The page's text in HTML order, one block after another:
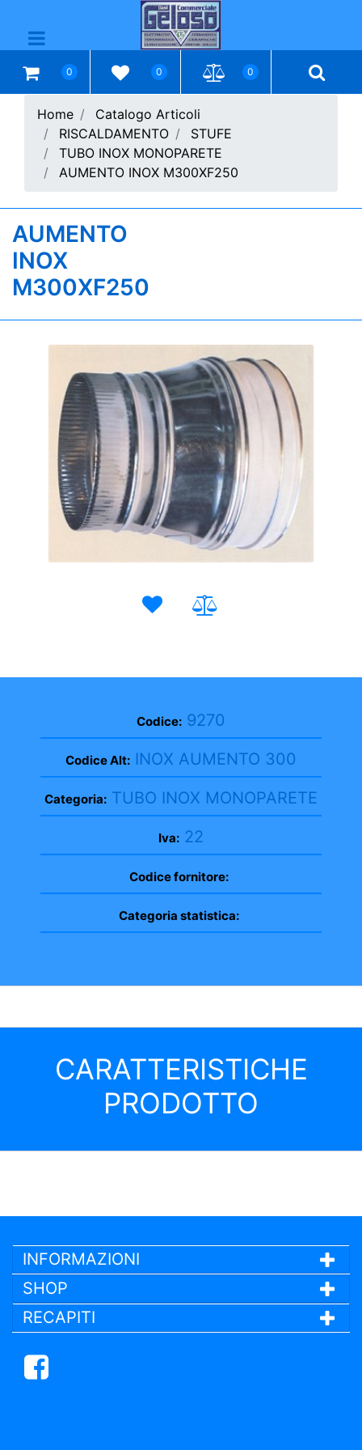
Open menu
0 0 0
Home
Catalogo Articoli
RISCALDAMENTO
STUFE
TUBO INOX MONOPARETE
AUMENTO INOX M300XF250
AUMENTO
INOX
M300XF250
Codice: 9270
Codice Alt: INOX AUMENTO 300
Categoria: TUBO INOX MONOPARETE
Iva: 22
Codice fornitore:
Categoria statistica:
CARATTERISTICHE
PRODOTTO
INFORMAZIONI
SHOP
RECAPITI
Facebook